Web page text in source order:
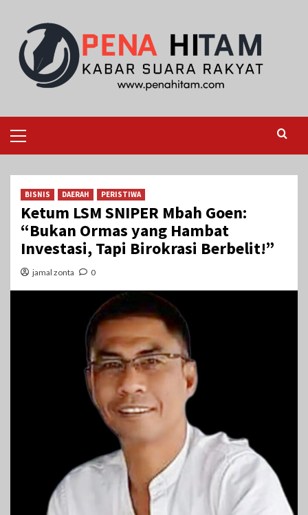
content
Menu
BISNIS DAERAH PERISTIWA
Ketum LSM SNIPER Mbah Goen:
“Bukan Ormas yang Hambat
Investasi, Tapi Birokrasi Berbelit!”
jamal zonta 0